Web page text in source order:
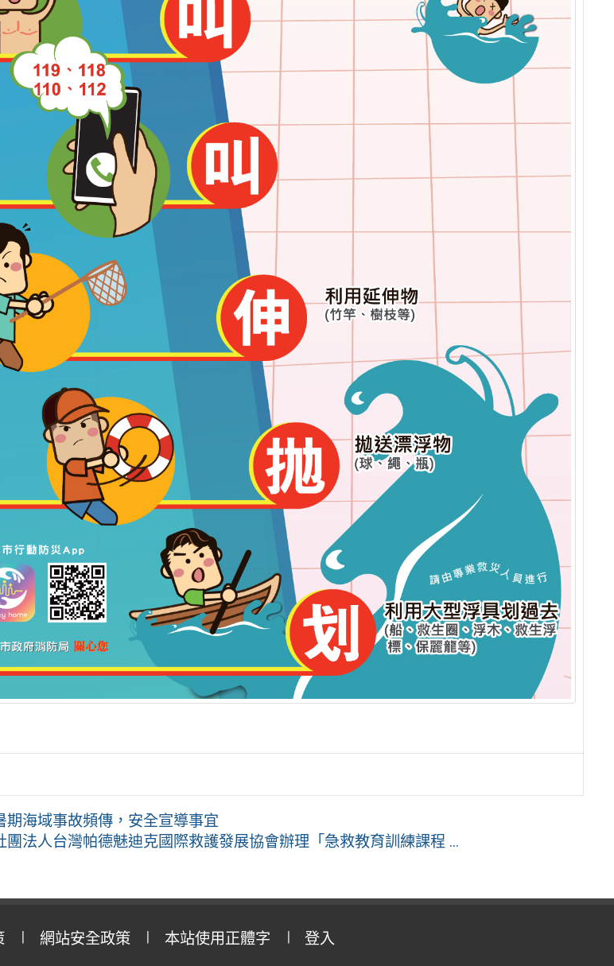
期海域事故頻傳，安全宣導事宜
團法人台灣帕德魅迪克國際救護發展協會辦理「急救教育訓練課程 ...
網站安全政策 本站使用正體字 登入